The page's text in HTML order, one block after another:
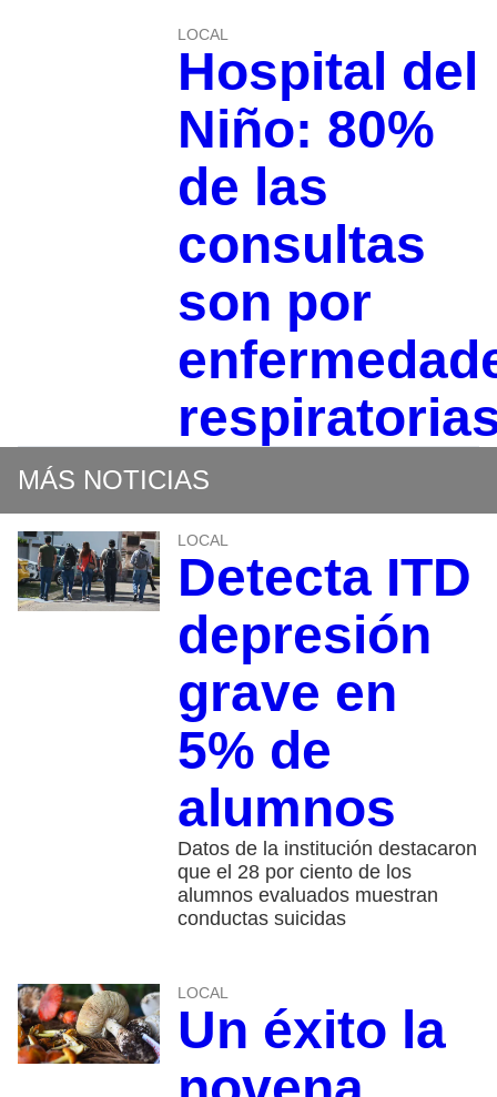
LOCAL
Hospital del
Niño: 80%
de las
consultas
son por
MÁS NOTICIAS
LOCAL
Detecta ITD
depresión
grave en
5% de
alumnos
Datos de la institución destacaron
que el 28 por ciento de los
alumnos evaluados muestran
conductas suicidas
LOCAL
Un éxito la